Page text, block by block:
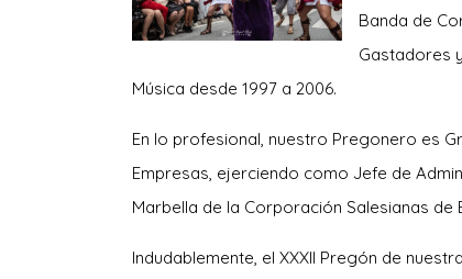
Banda de
Gastadores
Música desde 1997 a 2006.
En lo profesional, nuestro Pregonero es
Empresas, ejerciendo como Jefe de
Marbella de la Corporación Salesianas de
Indudablemente, el XXXII Pregón de